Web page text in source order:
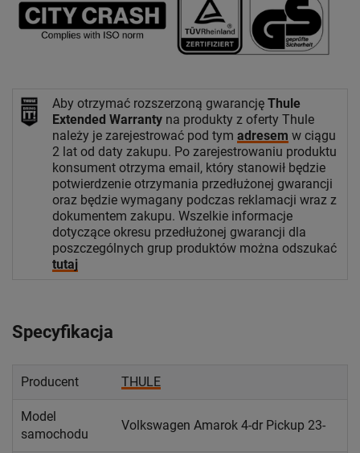
Aby otrzymać rozszerzoną gwarancję Thule
Extended Warranty na produkty z oferty Thule
należy je zarejestrować pod tym adresem w ciągu
2 lat od daty zakupu. Po zarejestrowaniu produktu
konsument otrzyma email, który stanowił będzie
potwierdzenie otrzymania przedłużonej gwarancji
oraz będzie wymagany podczas reklamacji wraz z
dokumentem zakupu. Wszelkie informacje
dotyczące okresu przedłużonej gwarancji dla
poszczególnych grup produktów można odszukać
tutaj
Specyfikacja
Producent THULE
Model
samochodu
Volkswagen Amarok 4-dr Pickup 23-